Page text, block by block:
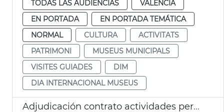
TODAS LAS AUDIENCIAS
VALENCIA
EN PORTADA
EN PORTADA TEMÁTICA
NORMAL
CULTURA
ACTIVITATS
PATRIMONI
MUSEUS MUNICIPALS
VISITES GUIADES
DIM
DIA INTERNACIONAL MUSEUS
Adjudicación contrato actividades personas mayores